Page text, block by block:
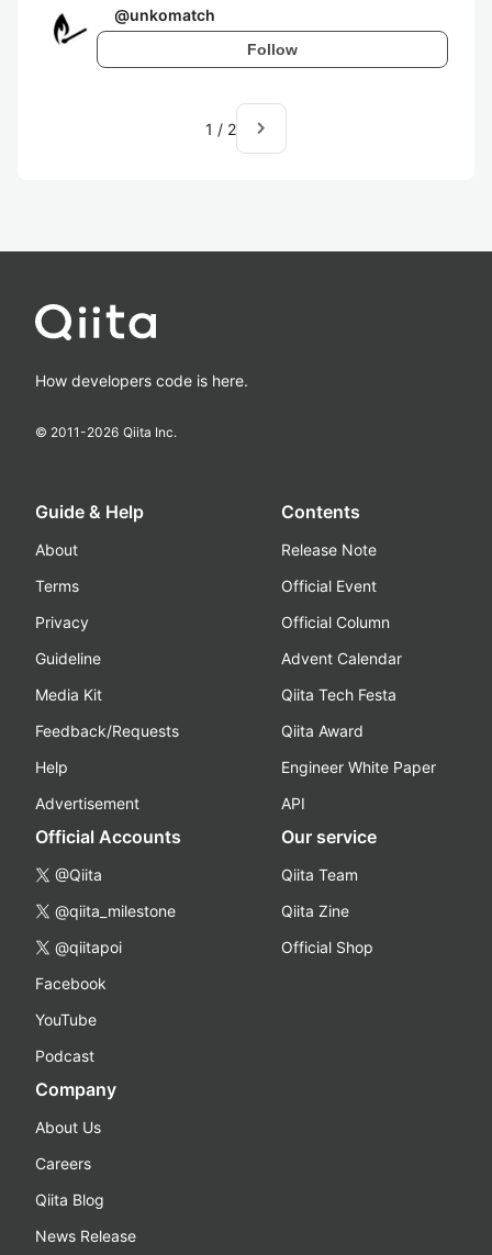
@unkomatch
Follow
1 / 2 navigate_next
How developers code is here.
© 2011-2026 Qiita Inc.
Guide & Help
About
Terms
Privacy
Guideline
Media Kit
Feedback/Requests
Help
Advertisement
Contents
Release Note
Official Event
Official Column
Advent Calendar
Qiita Tech Festa
Qiita Award
Engineer White Paper
API
Official Accounts
@Qiita
@qiita_milestone
@qiitapoi
Facebook
YouTube
Podcast
Our service
Qiita Team
Qiita Zine
Official Shop
Company
About Us
Careers
Qiita Blog
News Release